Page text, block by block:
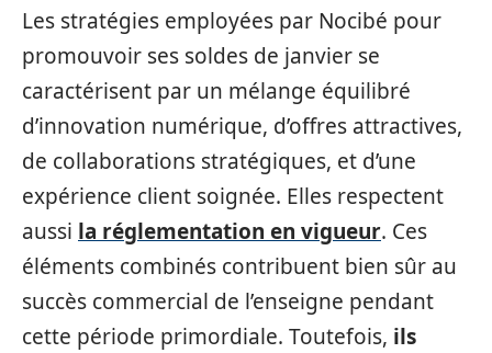
Les stratégies employées par Nocibé pour
promouvoir ses soldes de janvier se
caractérisent par un mélange équilibré
d’innovation numérique, d’offres attractives,
de collaborations stratégiques, et d’une
expérience client soignée. Elles respectent
aussi la réglementation en vigueur. Ces
éléments combinés contribuent bien sûr au
succès commercial de l’enseigne pendant
cette période primordiale. Toutefois, ils